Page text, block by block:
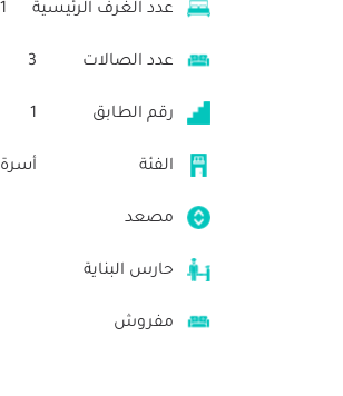
عدد الغرف الرئيسية 1
عدد الصالات 3
رقم الطابق 1
الفئة أسرة
مصعد
حارس البناية
مفروش